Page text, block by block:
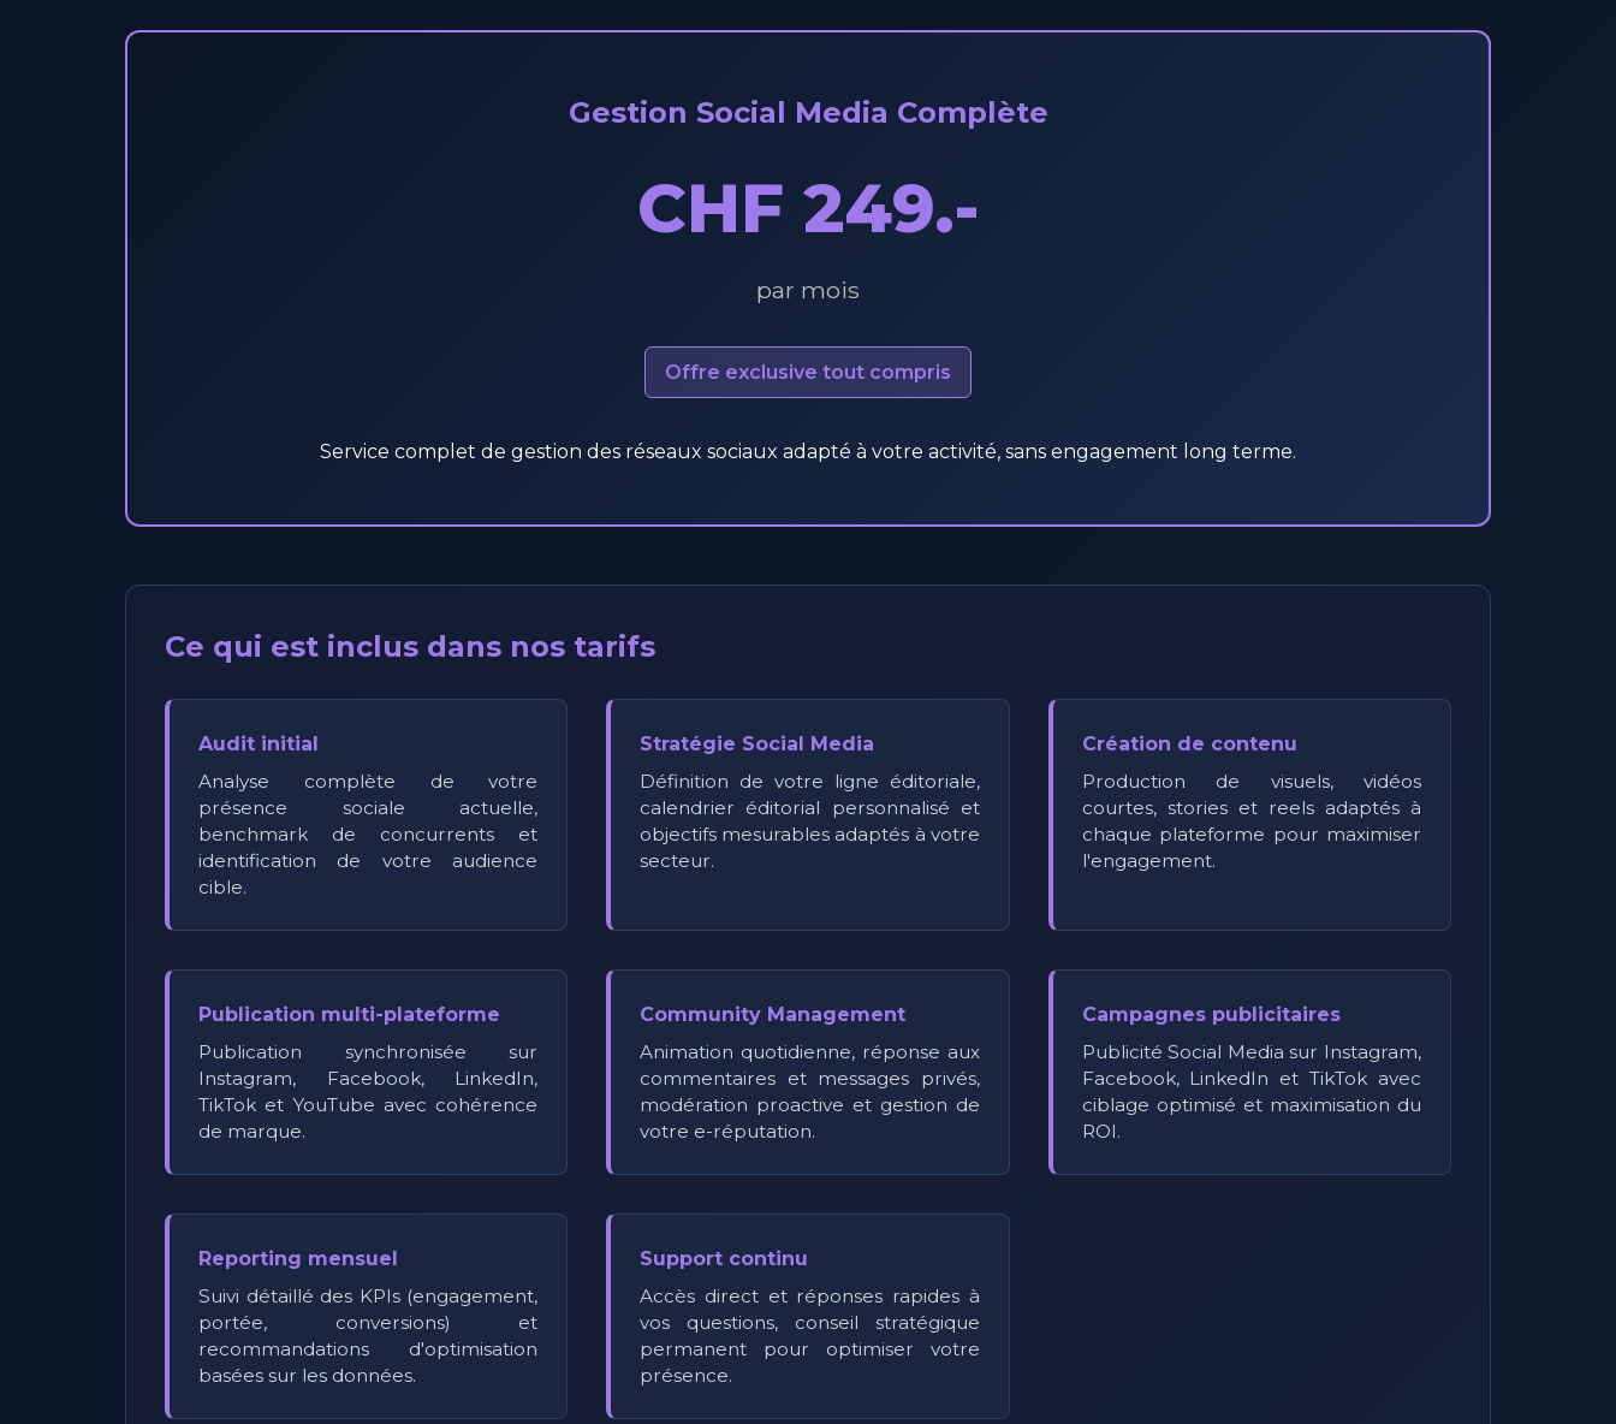
Gestion Social Media Complète
CHF 249.-
par mois
Offre exclusive tout compris
Service complet de gestion des réseaux sociaux adapté à votre activité, sans engagement long terme.
Ce qui est inclus dans nos tarifs
Audit initial
Analyse complète de votre
présence sociale actuelle,
benchmark de concurrents et
identification de votre audience
cible.
Stratégie Social Media
Définition de votre ligne éditoriale,
calendrier éditorial personnalisé et
objectifs mesurables adaptés à votre
secteur.
Création de contenu
Production de visuels, vidéos
courtes, stories et reels adaptés à
chaque plateforme pour maximiser
l'engagement.
Publication multi-plateforme
Publication synchronisée sur
Instagram, Facebook, LinkedIn,
TikTok et YouTube avec cohérence
de marque.
Community Management
Animation quotidienne, réponse aux
commentaires et messages privés,
modération proactive et gestion de
votre e-réputation.
Campagnes publicitaires
Publicité Social Media sur Instagram,
Facebook, LinkedIn et TikTok avec
ciblage optimisé et maximisation du
ROI.
Reporting mensuel
Suivi détaillé des KPIs (engagement,
portée, conversions) et
recommandations d'optimisation
basées sur les données.
Support continu
Accès direct et réponses rapides à
vos questions, conseil stratégique
permanent pour optimiser votre
présence.